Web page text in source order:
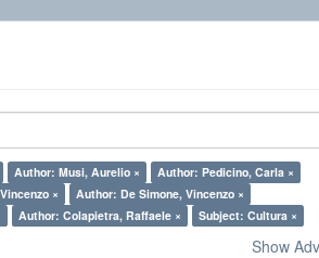
Author: Musi, Aurelio ×
Author: Pedicino, Carla ×
×
Author: De Simone, Vincenzo ×
Author: Colapietra, Raffaele × Subject: Cultura ×
Show